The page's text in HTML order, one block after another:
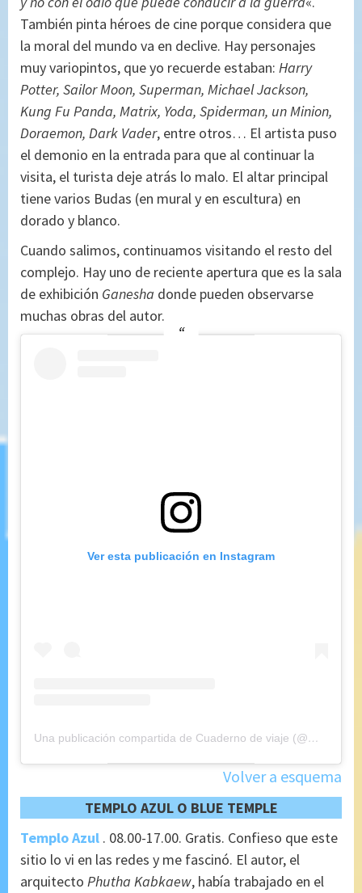
También pinta héroes de cine porque considera que
la moral del mundo va en declive. Hay personajes
muy variopintos, que yo recuerde estaban: Harry
Potter, Sailor Moon, Superman, Michael Jackson,
Kung Fu Panda, Matrix, Yoda, Spiderman, un Minion,
Doraemon, Dark Vader, entre otros… El artista puso
el demonio en la entrada para que al continuar la
visita, el turista deje atrás lo malo. El altar principal
tiene varios Budas (en mural y en escultura) en
dorado y blanco.
Cuando salimos, continuamos visitando el resto del
complejo. Hay uno de reciente apertura que es la sala
de exhibición Ganesha donde pueden observarse
muchas obras del autor.
Ver esta publicación en Instagram
Una publicación compartida de Cuaderno de viaje (@maryajosess)
Volver a esquema
TEMPLO AZUL O BLUE TEMPLE
Templo Azul . 08.00-17.00. Gratis. Confieso que este
sitio lo vi en las redes y me fascinó. El autor, el
arquitecto Phutha Kabkaew, había trabajado en el